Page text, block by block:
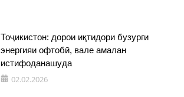
Тоҷикистон: дорои иқтидори бузурги
энергияи офтобӣ, вале амалан
истифоданашуда
02.02.2026